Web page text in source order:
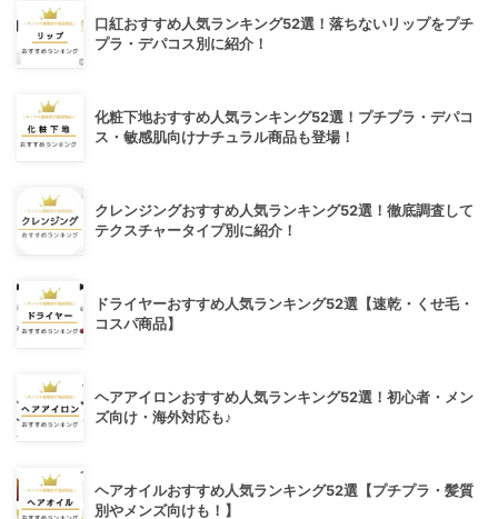
口紅おすすめ人気ランキング52選！落ちないリップをプチ
プラ・デパコス別に紹介！
化粧下地おすすめ人気ランキング52選！プチプラ・デパコ
ス・敏感肌向けナチュラル商品も登場！
クレンジングおすすめ人気ランキング52選！徹底調査して
テクスチャータイプ別に紹介！
ドライヤーおすすめ人気ランキング52選【速乾・くせ毛・
コスパ商品】
ヘアアイロンおすすめ人気ランキング52選！初心者・メン
ズ向け・海外対応も♪
ヘアオイルおすすめ人気ランキング52選【プチプラ・髪質
別やメンズ向けも！】